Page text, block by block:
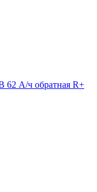
А/ч обратная R+